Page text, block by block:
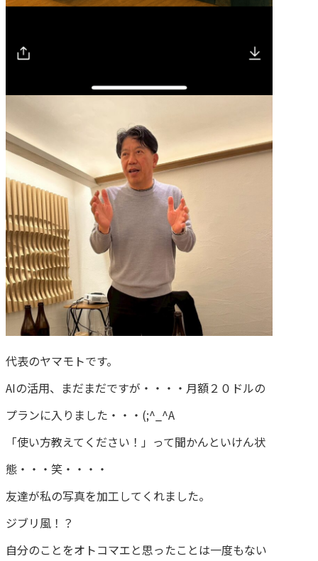
代表のヤマモトです。
AIの活用、まだまだですが・・・・月額２０ドルの
プランに入りました・・・(;^_^A
「使い方教えてください！」って聞かんといけん状
態・・・笑・・・・
友達が私の写真を加工してくれました。
ジブリ風！？
自分のことをオトコマエと思ったことは一度もない